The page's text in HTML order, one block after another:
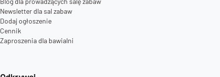
Newsletter dla sal zabaw
Dodaj ogłoszenie
Cennik
Zaproszenia dla bawialni